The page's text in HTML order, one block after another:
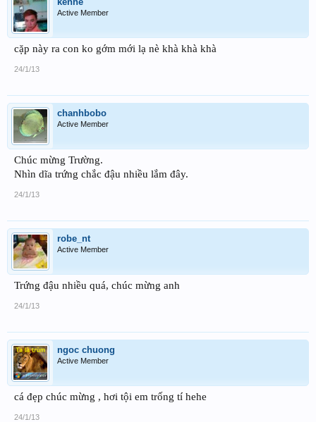
Active Member
cặp này ra con ko gớm mới lạ nè khà khà khà
24/1/13
chanhbobo
Active Member
Chúc mừng Trường.
Nhìn dĩa trứng chắc đậu nhiều lắm đây.
24/1/13
robe_nt
Active Member
Trứng đậu nhiều quá, chúc mừng anh
24/1/13
ngoc chuong
Active Member
cá đẹp chúc mừng , hơi tội em trống tí hehe
24/1/13